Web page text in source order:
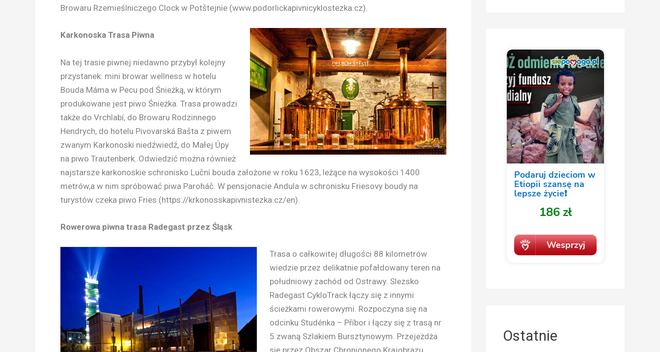
Browaru Rzemieślniczego Clock w Potštejnie (www.podorlickapivnicyklostezka.cz).
Karkonoska Trasa Piwna
Na tej trasie piwnej niedawno przybył kolejny
przystanek: mini browar wellness w hotelu
Bouda Máma w Pecu pod Śnieżką, w którym
produkowane jest piwo Śnieżka. Trasa prowadzi
także do Vrchlabí, do Browaru Rodzinnego
Hendrych, do hotelu Pivovarská Bašta z piwem
zwanym Karkonoski niedźwiedź, do Małej Úpy
na piwo Trautenberk. Odwiedzić można również
najstarsze karkonoskie schronisko Luční bouda założone w roku 1623, leżące na wysokości 1400
metrów,a w nim spróbować piwa Paroháč. W pensjonacie Andula w schronisku Friesovy boudy na
turystów czeka piwo Fries (https://krkonosskapivnistezka.cz/en).
Rowerowa piwna trasa Radegast przez Śląsk
Trasa o całkowitej długości 88 kilometrów
wiedzie przez delikatnie pofałdowany teren na
południowy zachód od Ostrawy. Slezsko
Radegast CykloTrack łączy się z innymi
ścieżkami rowerowymi. Rozpoczyna się na
odcinku Studénka – Příbor i łączy się z trasą nr
5 zwaną Szlakiem Bursztynowym. Przejeżdża
się przez Obszar Chronionego Krajobrazu
Ostatnie